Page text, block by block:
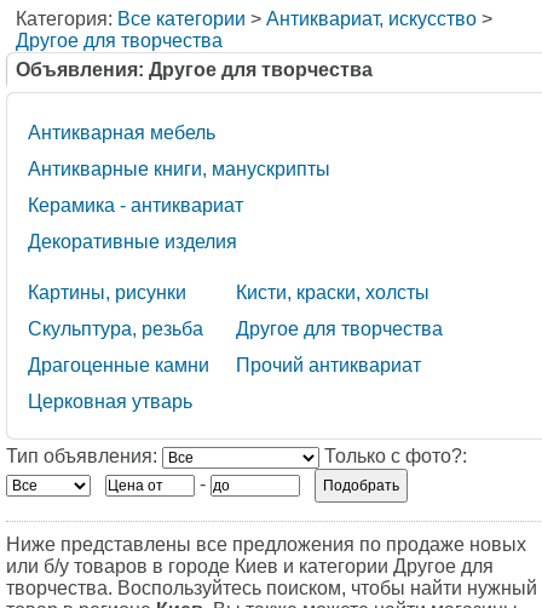
Категория: Все категории > Антиквариат, искусство >
Другое для творчества
Объявления: Другое для творчества
Антикварная мебель
Антикварные книги, манускрипты
Керамика - антиквариат
Декоративные изделия
Картины, рисунки
Скульптура, резьба
Драгоценные камни
Церковная утварь
Кисти, краски, холсты
Другое для творчества
Прочий антиквариат
Тип объявления:
Только с фото?:
-
Ниже представлены все предложения по продаже новых
или б/у товаров в городе Киев и категории Другое для
творчества. Воспользуйтесь поиском, чтобы найти нужный